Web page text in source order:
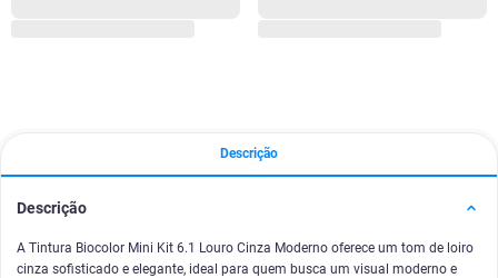
Descrição
Descrição
A Tintura Biocolor Mini Kit 6.1 Louro Cinza Moderno oferece um tom de loiro
cinza sofisticado e elegante, ideal para quem busca um visual moderno e